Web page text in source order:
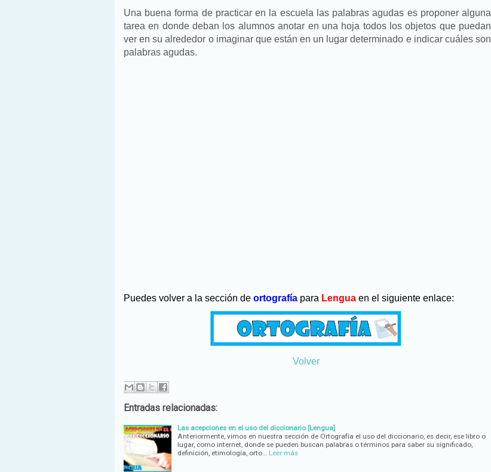
Una buena forma de practicar en la escuela las palabras agudas es proponer alguna
tarea en donde deban los alumnos anotar en una hoja todos los objetos que puedan
ver en su alrededor o imaginar que están en un lugar determinado e indicar cuáles son
palabras agudas.
Puedes volver a la sección de ortografía para Lengua en el siguiente enlace:
Volver
Entradas relacionadas:
Las acepciones en el uso del diccionario [Lengua]
Anteriormente, vimos en nuestra sección de Ortografía el uso del diccionario, es decir, ese libro o
lugar, como internet, donde se pueden buscan palabras o términos para saber su significado,
definición, etimología, orto… Leer más